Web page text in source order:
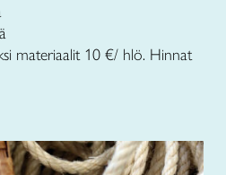
materiaalit 10 €/ hlö. Hinnat